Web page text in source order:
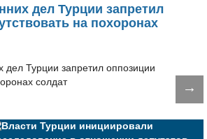
дел Турции запретил
на похоронах
→